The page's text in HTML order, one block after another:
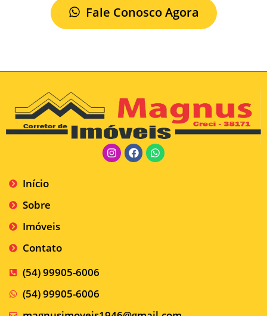
Fale Conosco Agora
Início
Sobre
Imóveis
Contato
(54) 99905-6006
(54) 99905-6006